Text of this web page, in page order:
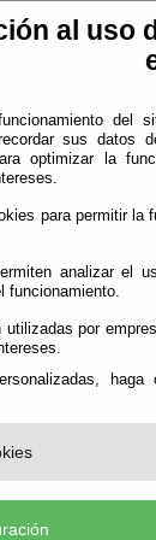
al uso
del
sus datos
optimizar la
para permitir la
analizar el
funcionamiento.
por
se encuentra
este sitio Web
de Almería,
una infracción de
todas las
protegidos
e industrial de